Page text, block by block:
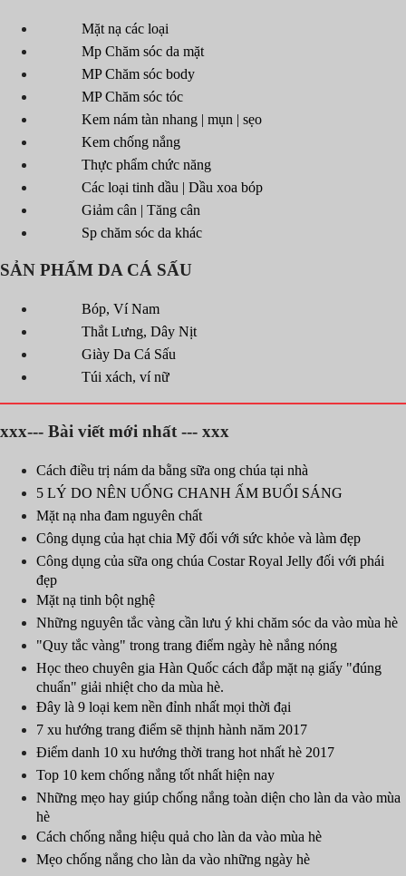
Mặt nạ các loại
Mp Chăm sóc da mặt
MP Chăm sóc body
MP Chăm sóc tóc
Kem nám tàn nhang | mụn | sẹo
Kem chống nắng
Thực phẩm chức năng
Các loại tinh dầu | Dầu xoa bóp
Giảm cân | Tăng cân
Sp chăm sóc da khác
SẢN PHẨM DA CÁ SẤU
Bóp, Ví Nam
Thắt Lưng, Dây Nịt
Giày Da Cá Sấu
Túi xách, ví nữ
xxx--- Bài viết mới nhất --- xxx
Cách điều trị nám da bằng sữa ong chúa tại nhà
5 LÝ DO NÊN UỐNG CHANH ẤM BUỔI SÁNG
Mặt nạ nha đam nguyên chất
Công dụng của hạt chia Mỹ đối với sức khỏe và làm đẹp
Công dụng của sữa ong chúa Costar Royal Jelly đối với phái
đẹp
Mặt nạ tinh bột nghệ
Những nguyên tắc vàng cần lưu ý khi chăm sóc da vào mùa hè
"Quy tắc vàng" trong trang điểm ngày hè nắng nóng
Học theo chuyên gia Hàn Quốc cách đắp mặt nạ giấy "đúng
chuẩn" giải nhiệt cho da mùa hè.
Đây là 9 loại kem nền đỉnh nhất mọi thời đại
7 xu hướng trang điểm sẽ thịnh hành năm 2017
Điểm danh 10 xu hướng thời trang hot nhất hè 2017
Top 10 kem chống nắng tốt nhất hiện nay
Những mẹo hay giúp chống nắng toàn diện cho làn da vào mùa
hè
Cách chống nắng hiệu quả cho làn da vào mùa hè
Mẹo chống nắng cho làn da vào những ngày hè